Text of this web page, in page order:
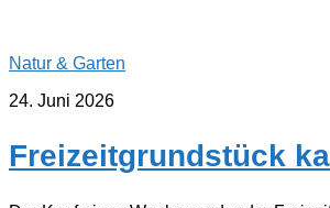
Natur & Garten
24. Juni 2026
Freizeitgrundstück